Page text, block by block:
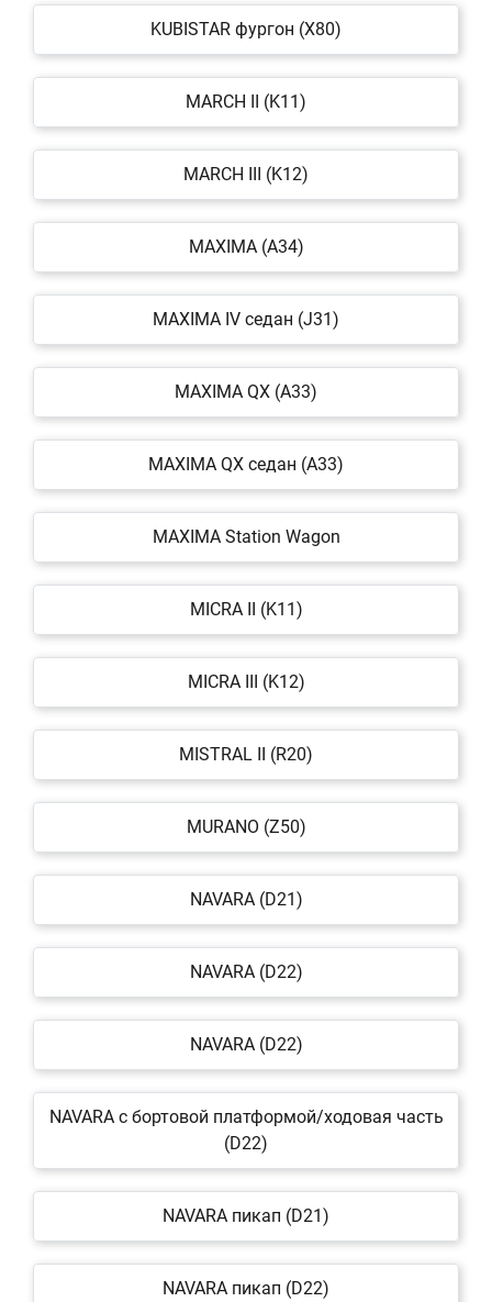
KUBISTAR фургон (X80)
MARCH II (K11)
MARCH III (K12)
MAXIMA (A34)
MAXIMA IV седан (J31)
MAXIMA QX (A33)
MAXIMA QX седан (A33)
MAXIMA Station Wagon
MICRA II (K11)
MICRA III (K12)
MISTRAL II (R20)
MURANO (Z50)
NAVARA (D21)
NAVARA (D22)
NAVARA (D22)
NAVARA c бортовой платформой/ходовая часть
(D22)
NAVARA пикап (D21)
NAVARA пикап (D22)